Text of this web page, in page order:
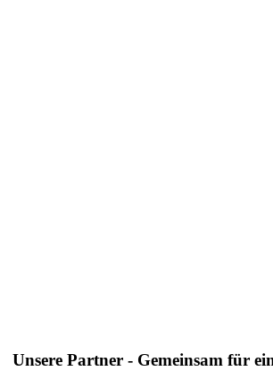
Unsere Partner - Gemeinsam für